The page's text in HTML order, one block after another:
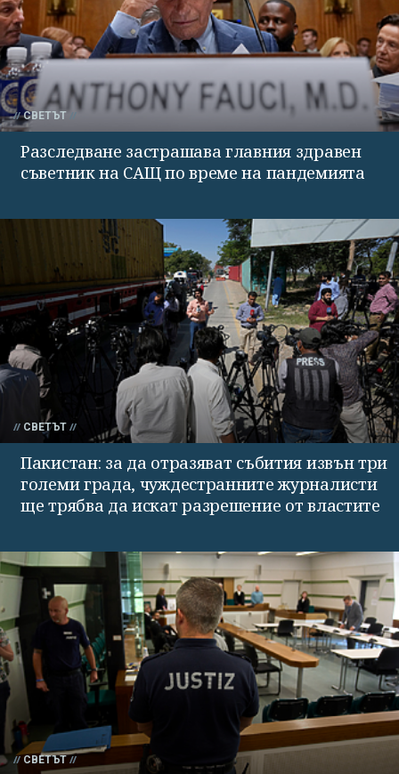
СВЕТЪТ
Разследване застрашава главния здравен
съветник на САЩ по време на пандемията
СВЕТЪТ
Пакистан: за да отразяват събития извън три
големи града, чуждестранните журналисти
ще трябва да искат разрешение от властите
СВЕТЪТ